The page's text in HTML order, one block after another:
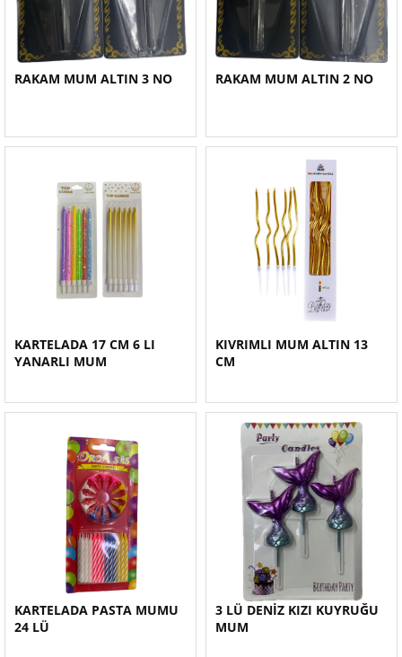
RAKAM MUM ALTIN 3 NO RAKAM MUM ALTIN 2 NO
KARTELADA 17 CM 6 LI
YANARLI MUM
KIVRIMLI MUM ALTIN 13
CM
KARTELADA PASTA MUMU
24 LÜ
3 LÜ DENİZ KIZI KUYRUĞU
MUM